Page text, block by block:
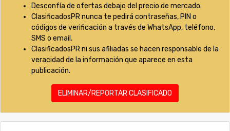
Desconfía de ofertas debajo del precio de mercado.
ClasificadosPR nunca te pedirá contraseñas, PIN o
códigos de verificación a través de WhatsApp, teléfono,
SMS o email.
ClasificadosPR ni sus afiliadas se hacen responsable de la
veracidad de la información que aparece en esta
publicación.
ELIMINAR/REPORTAR CLASIFICADO